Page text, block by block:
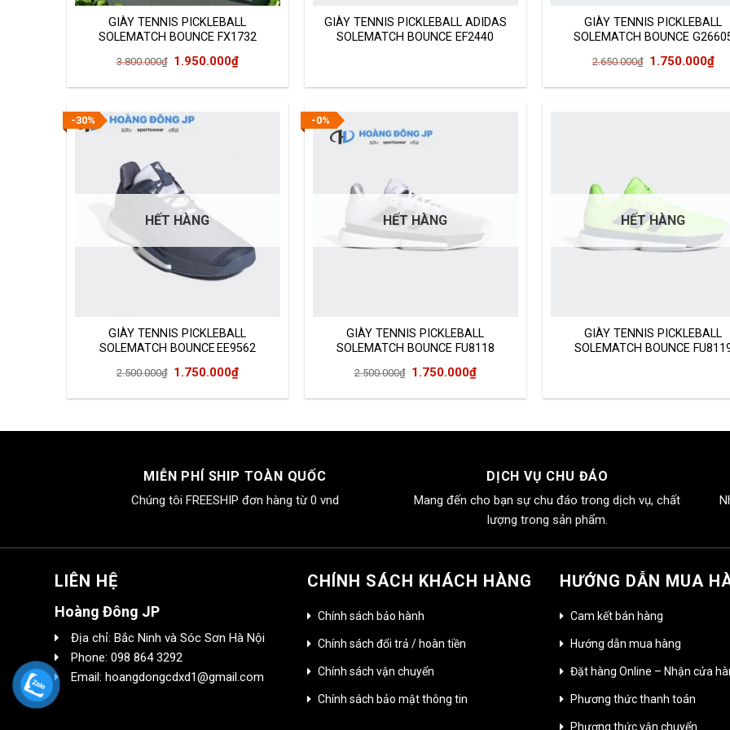
GIÀY TENNIS PICKLEBALL
SOLEMATCH BOUNCE FX1732
3.800.000₫ Giá
3.800.000₫.
1.950.000₫Giá
GIÀY TENNIS PICKLEBALL ADIDAS
SOLEMATCH BOUNCE EF2440
GIÀY TENNIS PICKLEBALL
SOLEMATCH BOUNCE
2.650.000₫ Giá
1.750.000₫Giá
-30%
HẾT HÀNG
GIÀY TENNIS PICKLEBALL
SOLEMATCH BOUNCE EE9562
2.500.000₫ Giá
2.500.000₫.
1.750.000₫Giá
là:
-0%
HẾT HÀNG
GIÀY TENNIS PICKLEBALL
SOLEMATCH BOUNCE FU8118
2.500.000₫ Giá
2.500.000₫.
1.750.000₫Giá
là:
HẾT HÀNG
GIÀY TENNIS PICKLEBALL
SOLEMATCH BOUNCE
MIỄN PHÍ SHIP TOÀN QUỐC
Chúng tôi FREESHIP đơn hàng từ 0 vnd
DỊCH VỤ CHU ĐÁO
Mang đến cho bạn sự chu đáo trong dịch vụ, chất
lượng trong sản phẩm.
LIÊN HỆ
Hoàng Đông JP
Địa chỉ: Bắc Ninh và Sóc Sơn Hà Nội
Phone: 098 864 3292
Email: hoangdongcdxd1@gmail.com
CHÍNH SÁCH KHÁCH HÀNG
Chính sách bảo hành
Chính sách đổi trả / hoàn tiền
Chính sách vận chuyển
Chính sách bảo mật thông tin
HƯỚNG DẪN MUA
Cam kết bán hàng
Hướng dẫn mua hàng
Đặt hàng Online – Nhận cửa
Phương thức thanh toán
Phương thức vận chuyển